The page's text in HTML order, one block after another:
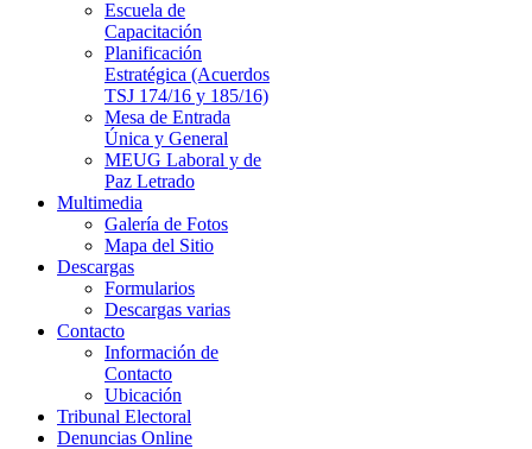
Escuela de
Capacitación
Planificación
Estratégica (Acuerdos
TSJ 174/16 y 185/16)
Mesa de Entrada
Única y General
MEUG Laboral y de
Paz Letrado
Multimedia
Galería de Fotos
Mapa del Sitio
Descargas
Formularios
Descargas varias
Contacto
Información de
Contacto
Ubicación
Tribunal Electoral
Denuncias Online